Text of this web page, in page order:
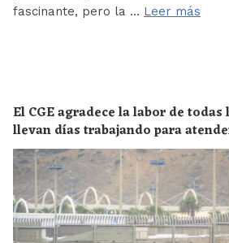
fascinante, pero la … Leer más
El CGE agradece la labor de
llevan días trabajando para
la crisis migratoria de Ceuta